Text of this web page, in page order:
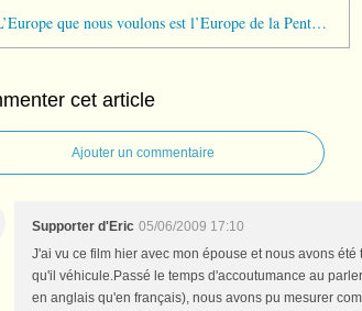
L’Europe que nous voulons est l’Europe de la Pentecôte
cet article
Ajouter un commentaire
Supporter d'Eric 05/06/2009 17:10
J'ai vu ce film hier avec mon épouse et nous avons
qu'il véhicule.Passé le temps d'accoutumance au
en anglais qu'en français), nous avons pu mesurer